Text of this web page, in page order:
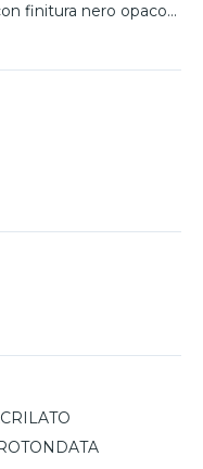
finitura nero opaco
composizione di due
dalla forte
Realizzata in
sorgente LED COB da
sistemi a
un controllo ottimale